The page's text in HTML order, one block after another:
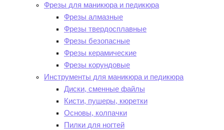
Фрезы для маникюра и педикюра
Фрезы алмазные
Фрезы твердосплавные
Фрезы безопасные
Фрезы керамические
Фрезы корундовые
Инструменты для маникюра и педикюра
Диски, сменные файлы
Кисти, пушеры, кюретки
Основы, колпачки
Пилки для ногтей